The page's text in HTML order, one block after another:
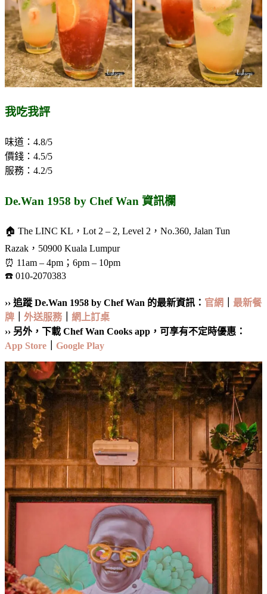
我吃我評
味道：4.8/5
價錢：4.5/5
服務：4.2/5
De.Wan 1958 by Chef Wan 資訊欄
🏠 The LINC KL，Lot 2 – 2, Level 2，No.360, Jalan Tun
Razak，50900 Kuala Lumpur
⏰ 11am – 4pm；6pm – 10pm
☎️ 010-2070383
›› 追蹤 De.Wan 1958 by Chef Wan 的最新資訊： 官網
最新餐
牌
外送服務
網上訂桌
›› 另外，下載 Chef Wan Cooks app，可享有不定時優惠：
App Store
Google Play